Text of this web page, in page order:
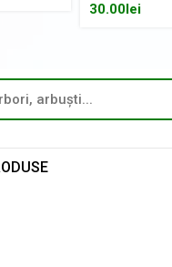
30.00 lei